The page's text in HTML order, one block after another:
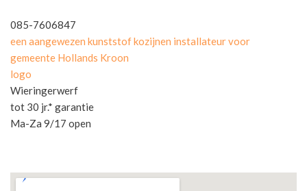
085-7606847
een aangewezen kunststof kozijnen installateur voor
gemeente Hollands Kroon
logo
Wieringerwerf
tot 30 jr.* garantie
Ma-Za 9/17 open